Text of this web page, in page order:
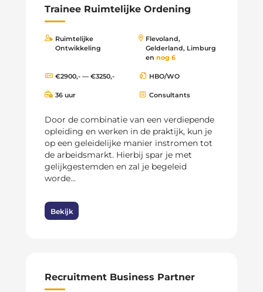
Trainee Ruimtelijke Ordening
Ruimtelijke
Ontwikkeling
Flevoland,
Gelderland, Limburg
en nog 6
€2900,- — €3250,- HBO/WO
36 uur Consultants
Door de combinatie van een verdiepende
opleiding en werken in de praktijk, kun je
op een geleidelijke manier instromen tot
de arbeidsmarkt. Hierbij spar je met
gelijkgestemden en zal je begeleid
worde...
Bekijk
Recruitment Business Partner